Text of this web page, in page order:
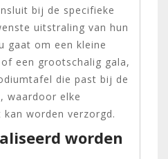
bij de specifieke
uitstraling van hun
gaat om een kleine
een grootschalig gala,
die past bij de
waardoor elke
worden verzorgd.
worden